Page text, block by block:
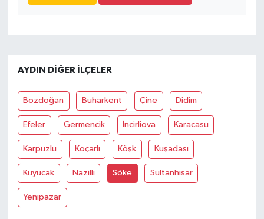
AYDIN DIĞER İLÇELER
Bozdoğan Buharkent Çine Didim
Efeler Germencik İncirliova Karacasu
Karpuzlu Koçarlı Köşk Kuşadası
Kuyucak Nazilli Söke Sultanhisar
Yenipazar